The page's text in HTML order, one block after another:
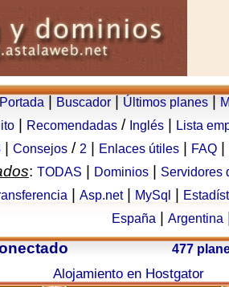
Portada Buscador Últimos planes
Recomendadas / Inglés
Lista
Consejos / 2 Enlaces útiles FAQ
: TODAS Dominios
Servidores
Asp.net| MySql
España
Argentina
477
Alojamiento en Hostgator